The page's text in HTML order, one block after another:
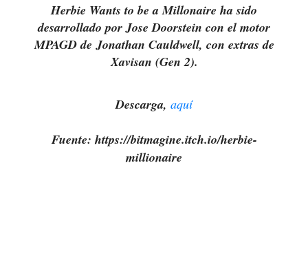
Herbie Wants to be a Millonaire ha sido
desarrollado por Jose Doorstein con el motor
MPAGD de Jonathan Cauldwell, con extras de
Xavisan (Gen 2).
Descarga, aquí
Fuente: https://bitmagine.itch.io/herbie-
millionaire